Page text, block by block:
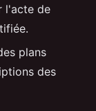
l'acte de
plans
des